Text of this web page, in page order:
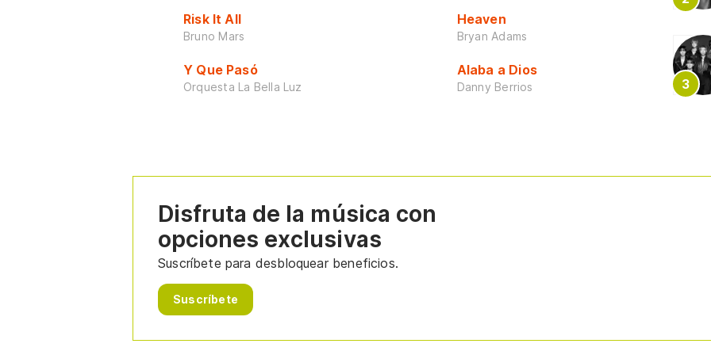
Risk It All
Bruno Mars
Y Que Pasó
Orquesta La Bella Luz
Heaven
Bryan Adams
Alaba a Dios
Danny Berrios
Disfruta de la música con
opciones exclusivas
Suscríbete para desbloquear beneficios.
Suscríbete